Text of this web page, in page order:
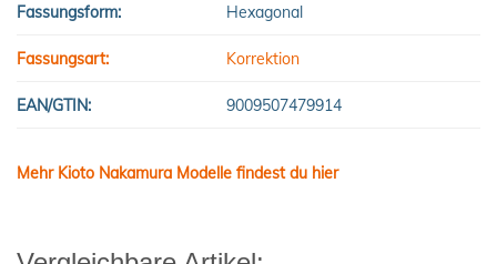
Fassungsform: Hexagonal
Fassungsart: Korrektion
EAN/GTIN: 9009507479914
Mehr Kioto Nakamura Modelle findest du hier